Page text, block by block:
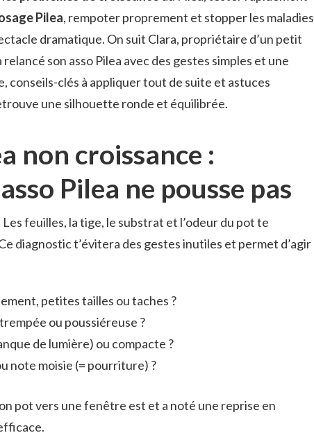
Pilea, rempoter proprement et stopper les maladies
dramatique. On suit Clara, propriétaire d’un petit
son asso Pilea avec des gestes simples et une
conseils-clés à appliquer tout de suite et astuces
une silhouette ronde et équilibrée.
non croissance :
Pilea ne pousse pas
feuilles, la tige, le substrat et l’odeur du pot te
diagnostic t’évitera des gestes inutiles et permet d’agir
petites tailles ou taches ?
ou poussiéreuse ?
de lumière) ou compacte ?
note moisie (= pourriture) ?
pot vers une fenêtre est et a noté une reprise en